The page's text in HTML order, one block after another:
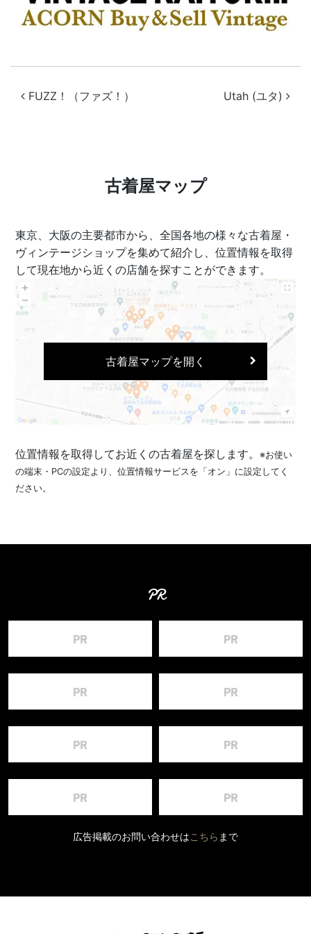
投稿ナビゲーション
FUZZ！（ファズ！） Utah (ユタ)
古着屋マップ
東京、大阪の主要都市から、全国各地の様々な古着屋・
ヴィンテージショップを集めて紹介し、位置情報を取得
して現在地から近くの店舗を探すことができます。
古着屋マップを開く
位置情報を取得してお近くの古着屋を探します。※お使い
の端末・PCの設定より、位置情報サービスを「オン」に設定してく
ださい。
PR
広告掲載のお問い合わせはこちら まで